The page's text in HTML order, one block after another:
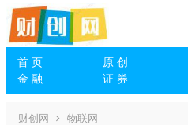
首 页 原 创
金 融
证 券
财创网 物联网